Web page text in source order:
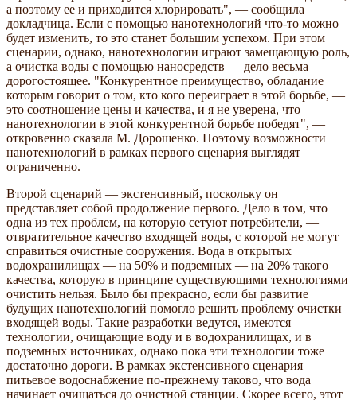
а поэтому ее и приходится хлорировать", — сообщила
докладчица. Если с помощью нанотехнологий что-то можно
будет изменить, то это станет большим успехом. При этом
сценарии, однако, нанотехнологии играют замещающую роль,
а очистка воды с помощью наносредств — дело весьма
дорогостоящее. "Конкурентное преимущество, обладание
которым говорит о том, кто кого переиграет в этой борьбе, —
это соотношение цены и качества, и я не уверена, что
нанотехнологии в этой конкурентной борьбе победят", —
откровенно сказала М. Дорошенко. Поэтому возможности
нанотехнологий в рамках первого сценария выглядят
ограниченно.
Второй сценарий — экстенсивный, поскольку он
представляет собой продолжение первого. Дело в том, что
одна из тех проблем, на которую сетуют потребители, —
отвратительное качество входящей воды, с которой не могут
справиться очистные сооружения. Вода в открытых
водохранилищах — на 50% и подземных — на 20% такого
качества, которую в принципе существующими технологиями
очистить нельзя. Было бы прекрасно, если бы развитие
будущих нанотехнологий помогло решить проблему очистки
входящей воды. Такие разработки ведутся, имеются
технологии, очищающие воду и в водохранилищах, и в
подземных источниках, однако пока эти технологии тоже
достаточно дороги. В рамках экстенсивного сценария
питьевое водоснабжение по-прежнему таково, что вода
начинает очищаться до очистной станции. Скорее всего, этот